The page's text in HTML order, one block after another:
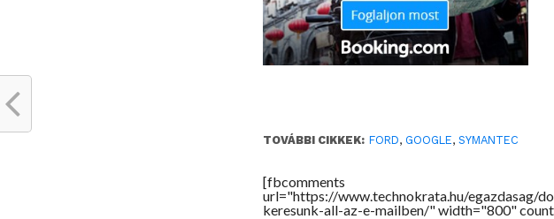
TOVÁBBI CIKKEK: FORD, GOOGLE,SYMANTEC
[fbcomments
url="https://www.technokrata.hu/egazdasag/
keresunk-all-az-e-mailben/" width="800"